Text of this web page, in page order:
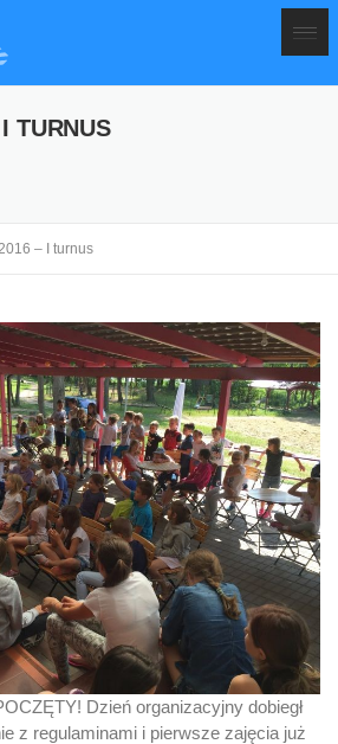
TURNUS
– I turnus
Dzień organizacyjny dobiegł
z regulaminami i pierwsze zajęcia już